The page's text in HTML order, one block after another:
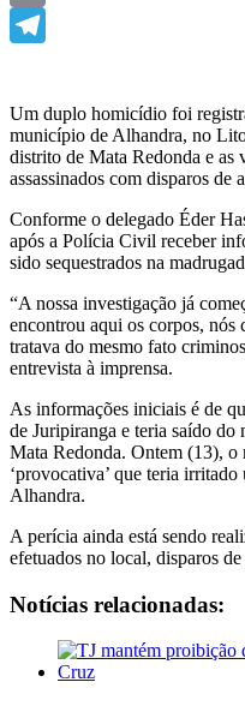
Email
Um duplo homicídio foi
município de Alhandra, no
distrito de Mata Redonda e as
assassinados com disparos de
Conforme o delegado Éder
após a Polícia Civil receber
sido sequestrados na
“A nossa investigação já
encontrou aqui os corpos, nós
tratava do mesmo fato
entrevista à imprensa.
As informações iniciais é de
de Juripiranga e teria saído do
Mata Redonda. Ontem (13), o
‘provocativa’ que teria
Alhandra.
A perícia ainda está sendo
efetuados no local, disparos
Notícias relacionadas: